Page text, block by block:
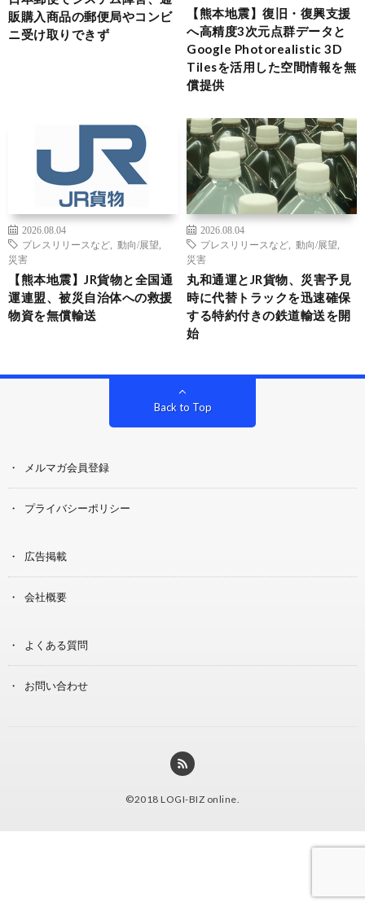
販購入商品の郵便局やコンビ
ニ受け取りできず
【熊本地震】復旧・復興支援
へ高精度3次元点群データと
Google Photorealistic 3D
Tilesを活用した空間情報を無
償提供
2026.08.04
プレスリリースなど
動向/展望
災害
【熊本地震】JR貨物と全国通
運連盟、被災自治体への救援
物資を無償輸送
2026.08.04
プレスリリースなど
動向/展望
災害
丸和通運とJR貨物、災害予見
時に代替トラックを迅速確保
する特約付きの鉄道輸送を開
始
Back to Top
メルマガ会員登録
プライバシーポリシー
広告掲載
会社概要
よくある質問
お問い合わせ
©2018 LOGI-BIZ online